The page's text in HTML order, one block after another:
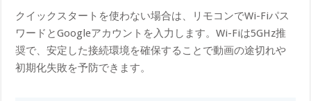
クイックスタートを使わない場合は、リモコンでWi-Fiパス
ワードとGoogleアカウントを入力します。Wi-Fiは5GHz推
奨で、安定した接続環境を確保することで動画の途切れや
初期化失敗を予防できます。